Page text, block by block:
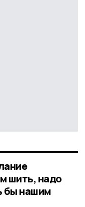
шить, надо
бы нашим